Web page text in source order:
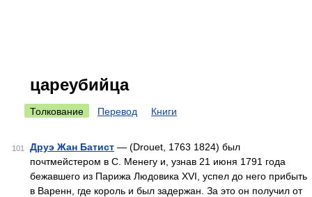
цареубийца
Толкование Перевод Книги
101 Друэ Жан Батист — (Drouet, 1763 1824) был
почтмейстером в С. Менегу и, узнав 21 июня 1791 года
бежавшего из Парижа Людовика XVI, успел до него прибыть
в Варенн, где король и был задержан. За это он получил от